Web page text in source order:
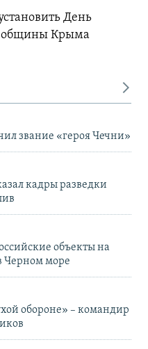
День
общины Крыма
звание «героя Чечни»
кадры разведки
объекты на
Черном море
обороне» – командир